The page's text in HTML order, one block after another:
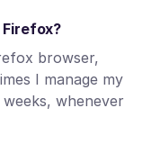
browser,
I manage my
whenever